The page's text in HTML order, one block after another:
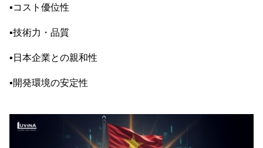
▪️コスト優位性
▪️技術力・品質
▪️日本企業との親和性
▪️開発環境の安定性